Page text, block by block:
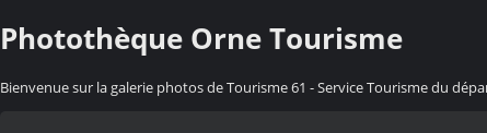
Photothèque Orne Tourisme
Bienvenue sur la galerie photos de Tourisme 61 - Service Tourisme du